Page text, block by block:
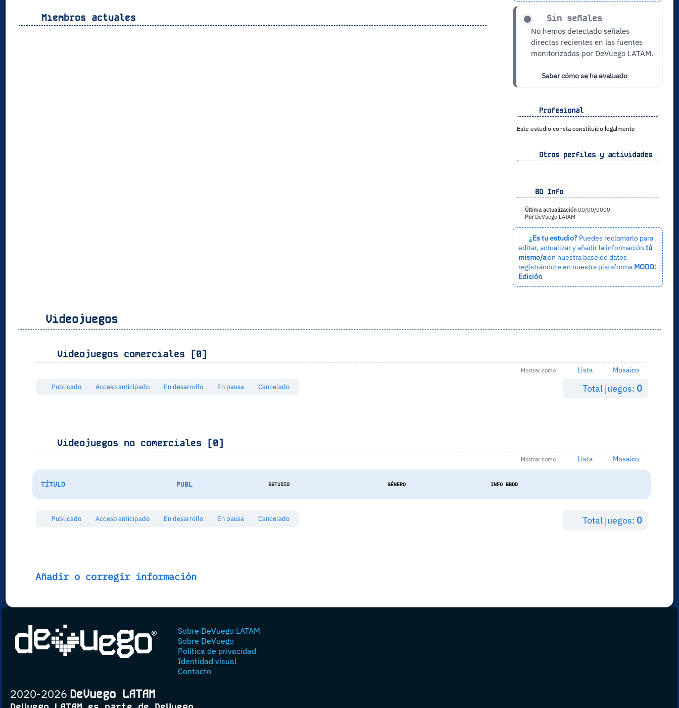
Miembros actuales Sin señales
No hemos detectado señales
directas recientes en las fuentes
monitorizadas por DeVuego LATAM.
Saber cómo se ha evaluado
Profesional
Este estudio consta constituído legalmente
Otros perfiles y actividades
BD Info
Última actualización00/00/0000
PorDeVuego LATAM
¿Es tu estudio?Puedes reclamarlo para
editar, actualizar y añadir la información tú
mismo/aen nuestra base de datos
registrándote en nuestra plataforma MODO:
Edición
Videojuegos
Videojuegos comerciales [0]
Mostrar como Lista Mosaico
Total juegos: 0
Publicado Acceso anticipado En desarrollo En pausa Cancelado
Videojuegos no comerciales [0]
Mostrar como Lista Mosaico
TÍTULO PUBL ESTUDIO GÉNERO INFO BBDD
Total juegos: 0
Publicado Acceso anticipado En desarrollo En pausa Cancelado
Añadir o corregir información
Sobre DeVuego LATAM
Sobre DeVuego
Política de privacidad
Identidad visual
Contacto
2020-2026 DeVuego LATAM